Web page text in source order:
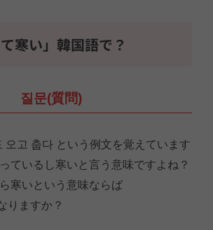
て寒い」韓国語で？
질문(質問)
오고 춥다 という例文を覚えています
ているし寒いと言う意味ですよね？
寒いという意味ならば
りますか？